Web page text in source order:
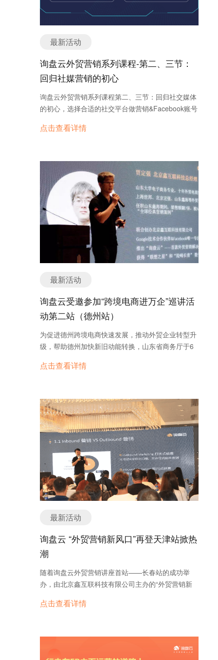
最新活动
询盘云外贸营销系列课程-第二、三节：
回归社媒营销的初心
询盘云外贸营销系列课程第二、三节：回归社交媒体
的初心，选择合适的社交平台做营销&Facebook账号
点击查看详情
最新活动
询盘云受邀参加“跨境电商进万企”巡讲活
动第二站（德州站）
为促进德州跨境电商快速发展，推动外贸企业转型升
级，帮助德州加快新旧动能转换，山东省商务厅于6
动。北京鑫互联科技有限公司总经理贾定强先生作为
彩演讲。 贾总从“外贸营销的基本获客逻辑 ”、“外贸
营销及销售管理”、“外贸营销经典案例”等多个层次和
角度进行了既“有用”又“有趣”的演讲！结合其公司研
发的产品询盘云为与会来宾带来了切实的外贸营销解
决方案，并对中国企业外贸营销的形势进行了理论性
的分析和研讨…… 学术但不失生动的案例和经验分
享，赢得了现场外贸企业家的一致赞赏——“我们要
做的事情，不是让用户在付费的前几天获得寥寥的客
户。而是要真正解决用户外贸营销问题，让用户在未
盘云始终坚守的初心，也是每一个外贸人心中之所追
求和必经之路。 本次“跨境电商进万企”德州站巡讲活
动吸引了来自德州商务局及各区（市）商务局外贸分
管负责人及外贸科负责人；全市范围内已开展或有意
开展跨境电商的企业负责人共200+人参会。整个培训
活动围绕外贸新业态政策解读；中国企业外贸营销形
物流管理；外贸大数据精准营销；化工企业外贸转型
点击查看详情
最新活动
询盘云 “外贸营销新风口”再登天津站掀热
潮
随着询盘云外贸营销讲座首站——长春站的成功举
办，由北京鑫互联科技有限公司主办的“外贸营销新
活动由天津万合科技有限公司承办，Facebook高
Facebook大中华中小企业渠道总监Erin专程从新加坡
点击查看详情